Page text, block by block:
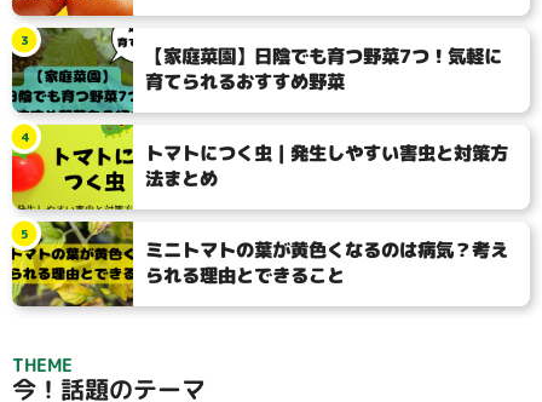
【家庭菜園】日陰でも育つ野菜7つ！気軽に
育てられるおすすめ野菜
3
トマトにつく虫｜発生しやすい害虫と対策方
法まとめ
4
ミニトマトの葉が黄色くなるのは病気？考え
られる理由とできること
5
THEME
今！話題のテーマ